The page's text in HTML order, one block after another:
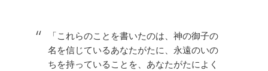
「これらのことを書いたのは、神の御子の
名を信じているあなたがたに、永遠のいの
ちを持っていることを、あなたがたによく